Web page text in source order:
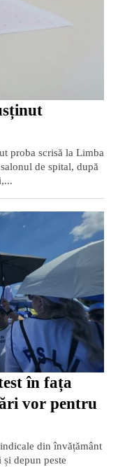
proba scrisă la Limba
de spital, după
în fața
vor pentru
din învățământ
depun peste